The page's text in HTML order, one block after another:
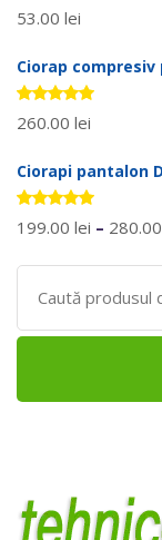
Evaluat la
5.00stele
53.00 lei
Ciorap compresiv
Evaluat la
5.00stele
260.00 lei
Ciorapi pantalon
Evaluat la
5.00stele
199.00 lei – 280.00
Search
for: